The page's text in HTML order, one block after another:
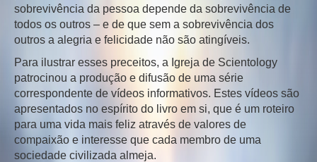
sobrevivência da pessoa depende da sobrevivência de
todos os outros – e de que sem a sobrevivência dos
outros a alegria e felicidade não são atingíveis.
Para ilustrar esses preceitos, a Igreja de Scientology
patrocinou a produção e difusão de uma série
correspondente de vídeos informativos. Estes vídeos são
apresentados no espírito do livro em si, que é um roteiro
para uma vida mais feliz através de valores de
compaixão e interesse que cada membro de uma
sociedade civilizada almeja.